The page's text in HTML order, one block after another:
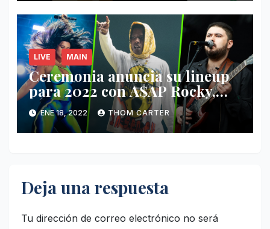
LIVE MAIN
Ceremonia anuncia su lineup
para 2022 con A$AP Rocky,
Nathy Peluso, Noah Pino Palo
y más.
ENE 18, 2022 THOM CARTER
Deja una respuesta
Tu dirección de correo electrónico no será